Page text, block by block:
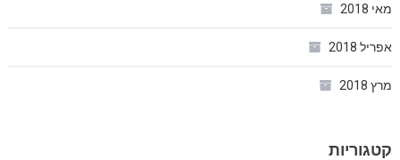
מאי 2018
אפריל 2018
מרץ 2018
קטגוריות